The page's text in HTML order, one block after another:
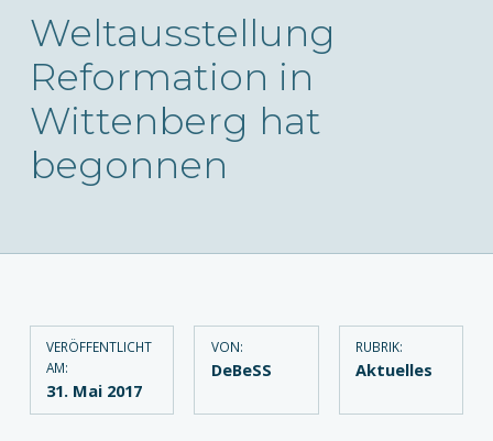
Weltausstellung
Reformation in
Wittenberg hat
begonnen
VERÖFFENTLICHT
AM:
31. Mai 2017
VON:
DeBeSS
RUBRIK:
Aktuelles